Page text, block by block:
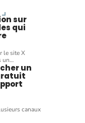
sur
qui
le site X
un…
un
canaux